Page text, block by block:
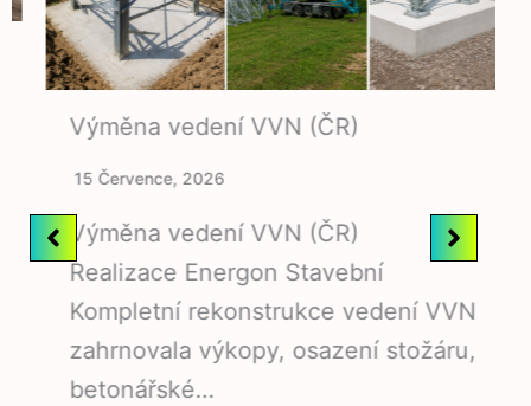
Výměna vedení VVN (ČR)
15 Července, 2026
Výměna vedení VVN (ČR)
Realizace Energon Stavební
Kompletní rekonstrukce vedení VVN
zahrnovala výkopy, osazení stožáru,
betonářské…